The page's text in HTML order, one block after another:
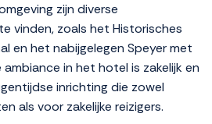
zijn diverse
vinden, zoals het Historisches
en het nabijgelegen Speyer met
ambiance in het hotel is zakelijk en
inrichting die zowel
als voor zakelijke reizigers.